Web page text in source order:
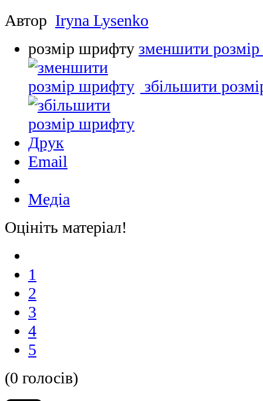
Автор Iryna Lysenko
розмір шрифту зменшити
збільшити
Друк
Email
Медіа
Оцініть матеріал!
1
2
3
4
5
(0 голосів)